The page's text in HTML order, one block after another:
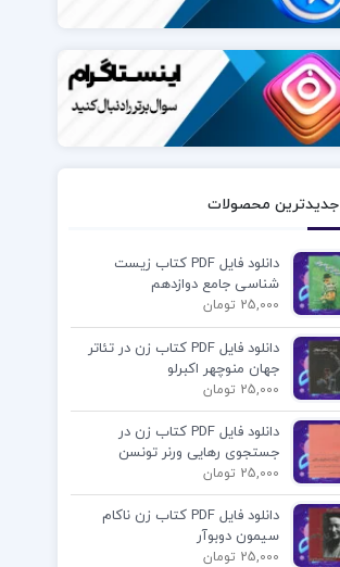
جدیدترین محصولات
دانلود فایل PDF کتاب زیست
شناسی جامع دوازدهم
25,000 تومان
دانلود فایل PDF کتاب زن در تئاتر
جهان منوچهر اکبرلو
25,000 تومان
دانلود فایل PDF کتاب زن در
جستجوی رهایی ورنر تونسن
25,000 تومان
دانلود فایل PDF کتاب زن ناکام
سیمون دوبوآر
25,000 تومان